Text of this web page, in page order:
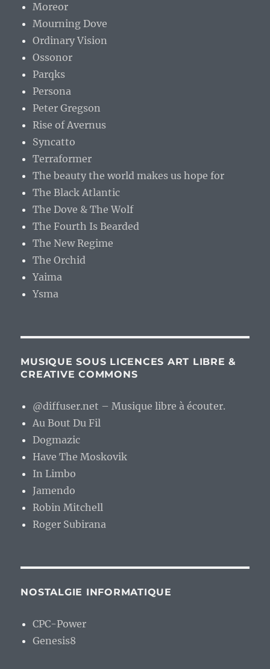
Moreor
Mourning Dove
Ordinary Vision
Ossonor
Parqks
Persona
Peter Gregson
Rise of Avernus
Syncatto
Terraformer
The beauty the world makes us hope for
The Black Atlantic
The Dove & The Wolf
The Fourth Is Bearded
The New Regime
The Orchid
Yaima
Ysma
MUSIQUE SOUS LICENCES ART LIBRE &
CREATIVE COMMONS
@diffuser.net – Musique libre à écouter.
Au Bout Du Fil
Dogmazic
Have The Moskovik
In Limbo
Jamendo
Robin Mitchell
Roger Subirana
NOSTALGIE INFORMATIQUE
CPC-Power
Genesis8